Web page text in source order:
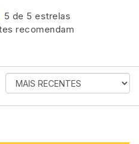
5 de 5 estrelas
recomendam
ORDENAR
AVALIAÇÕES